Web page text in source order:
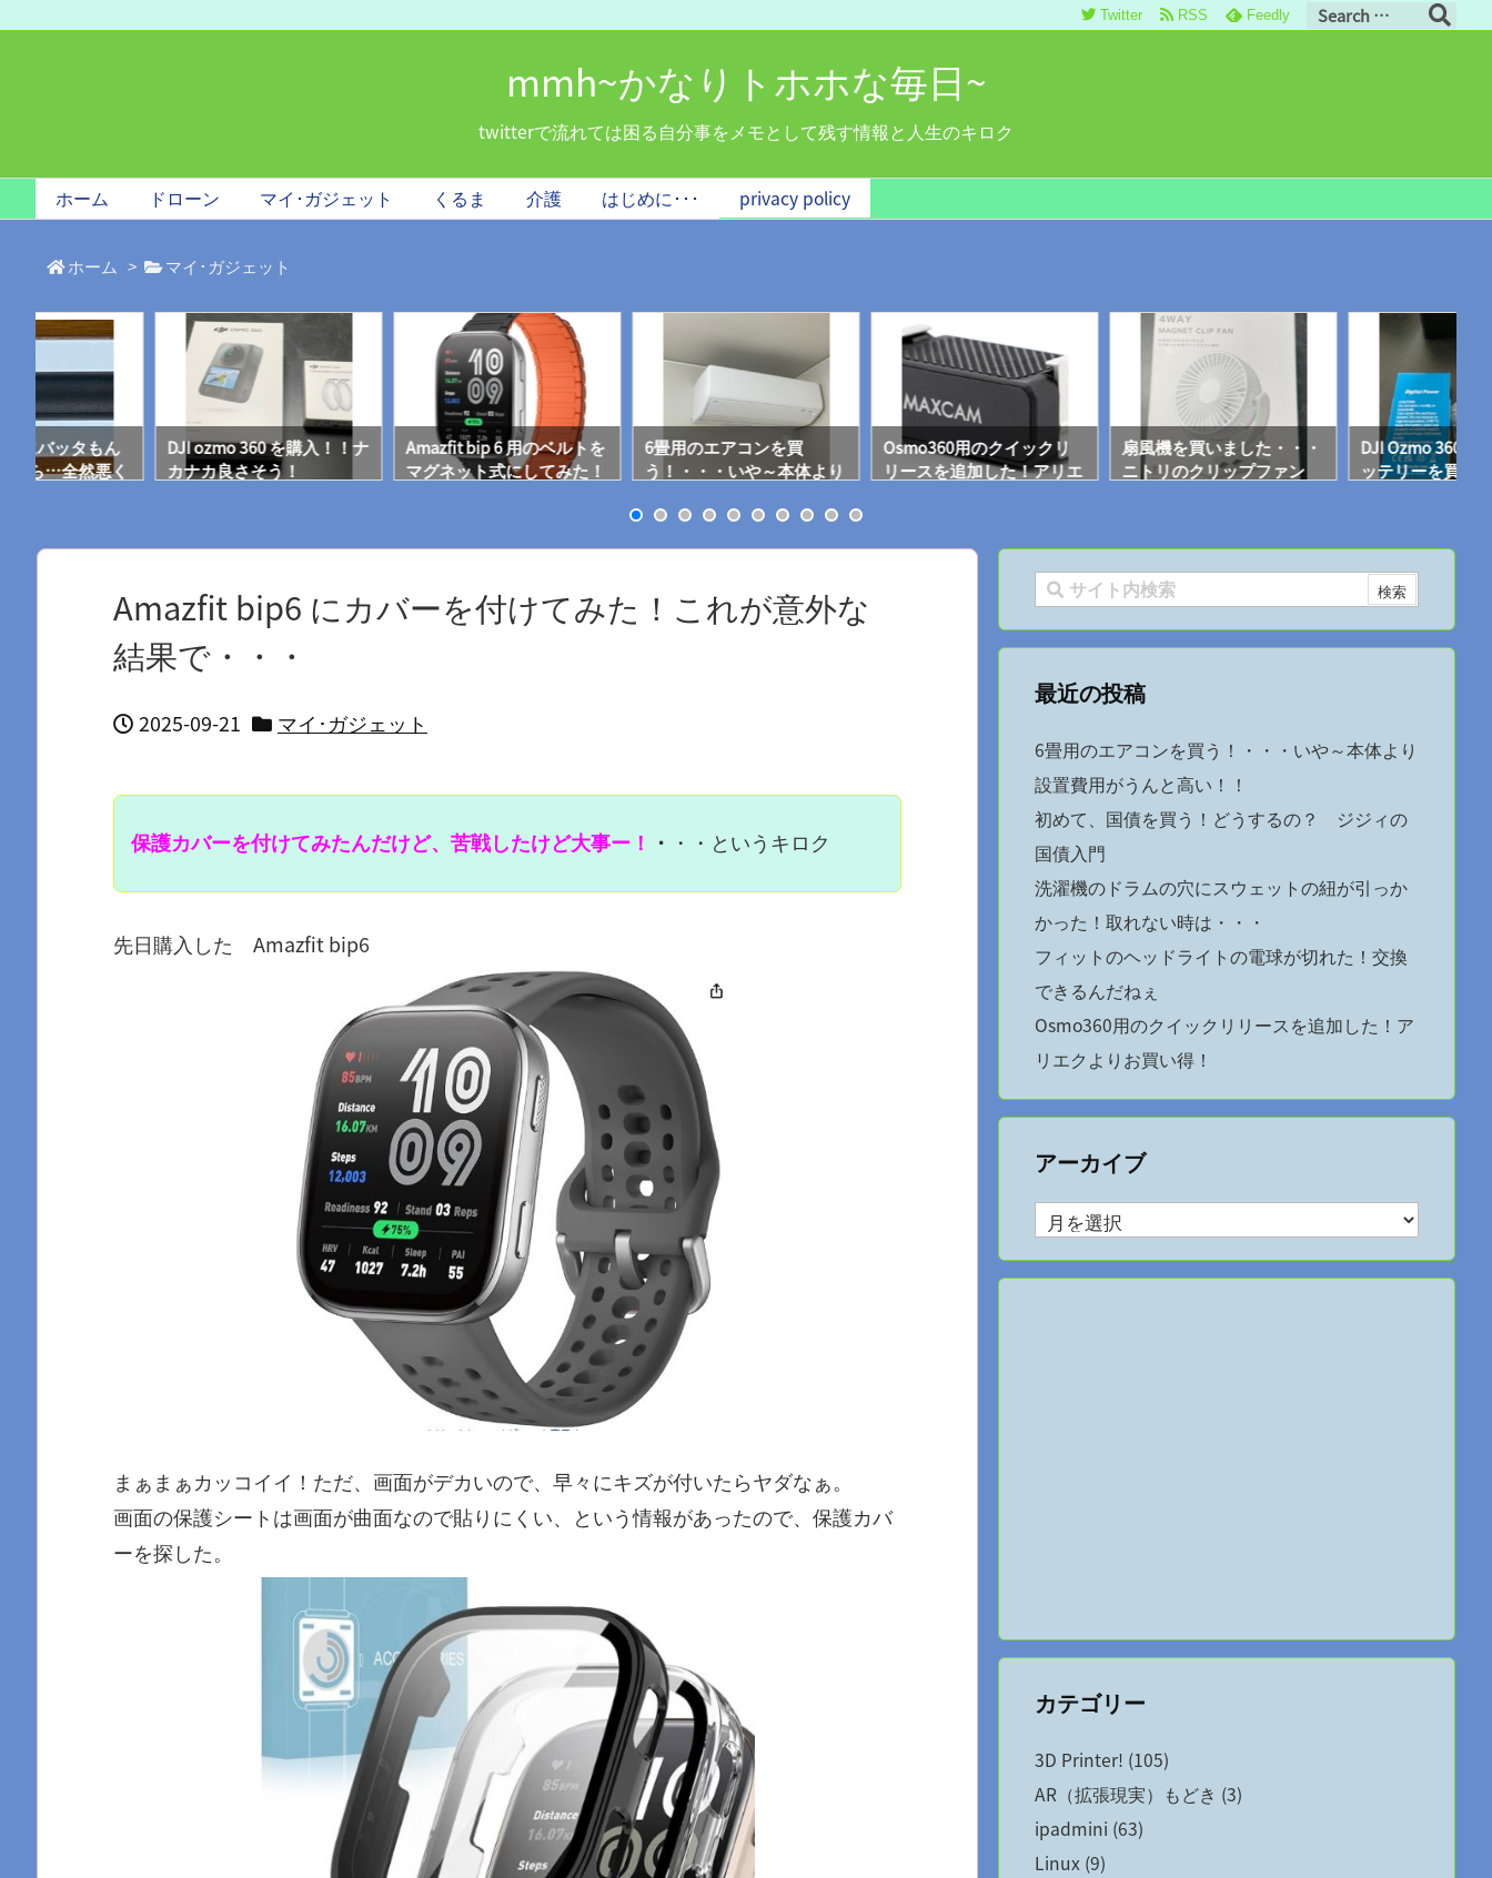
mmh~かなりトホホな毎日~
twitterで流れては困る自分事をメモとして残す情報と人生のキロク
ホーム ドローン マイ･ガジェット くるま 介護 はじめに･･･ privacy policy
Twitter RSS Feedly
ホーム > マイ･ガジェット
にバッタもん
たら…全然悪く
DJI ozmo 360 を購入！！ナ
カナカ良さそう！
Amazfit bip 6 用のベルトを
マグネット式にしてみた！
6畳用のエアコンを買
う！・・・いや～本体より
Osmo360用のクイックリ
リースを追加した！アリエ
扇風機を買いました・・・
ニトリのクリップファン
DJI Ozmo 360 の
ッテリーを買い
Amazfit bip6 にカバーを付けてみた！これが意外な
結果で・・・
2025-09-21 マイ･ガジェット
保護カバーを付けてみたんだけど、苦戦したけど大事ー！ ・ ・・というキロク
先日購入した Amazfit bip6
まぁまぁカッコイイ！ただ、画面がデカいので、早々にキズが付いたらヤダなぁ。
画面の保護シートは画面が曲面なので貼りにくい、という情報があったので、保護カバ
ーを探した。
最近の投稿
6畳用のエアコンを買う！・・・いや～本体より
設置費用がうんと高い！！
初めて、国債を買う！どうするの？ ジジィの
国債入門
洗濯機のドラムの穴にスウェットの紐が引っか
かった！取れない時は・・・
フィットのヘッドライトの電球が切れた！交換
できるんだねぇ
Osmo360用のクイックリリースを追加した！ア
リエクよりお買い得！
アーカイブ
ア
ー
カ
カテゴリー
3D Printer! (105)
AR（拡張現実）もどき (3)
ipadmini (63)
Linux (9)